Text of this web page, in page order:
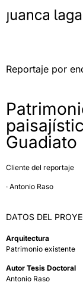
Reportaje por
Guadiato
Cliente del reportaje
· Antonio Raso
DATOS DEL
Arquitectura
Patrimonio existente
Autor Tesis Doctoral
Antonio Raso